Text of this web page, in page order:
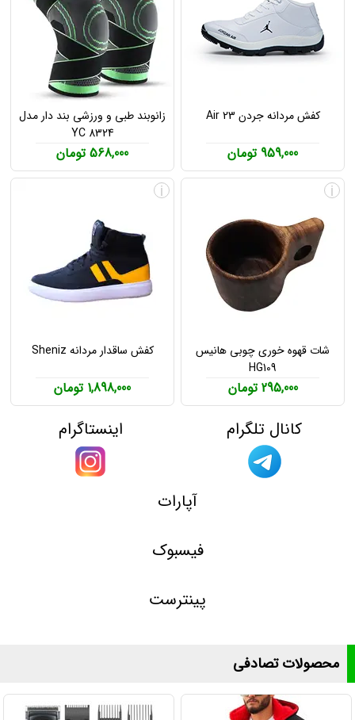
کفش مردانه جردن Air 23
959,000 تومان
زانوبند طبی و ورزشی بند دار مدل
YC 8324
568,000 تومان
شات قهوه خوری چوبی هانیس
HG109
295,000 تومان
i
کفش ساقدار مردانه Sheniz
1,898,000 تومان
i
کانال تلگرام اینستاگرام
آپارات
فیسبوک
پینترست
محصولات تصادفی